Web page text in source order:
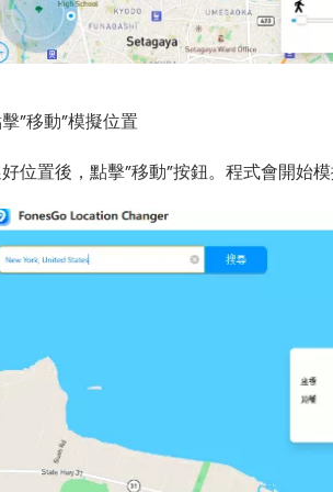
”移動”模擬位置
位置後，點擊”移動”按鈕。程式會開始